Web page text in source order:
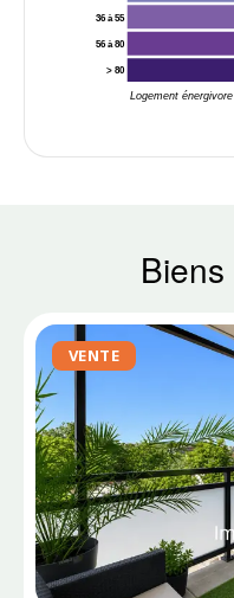
Logement énergivore
36 à 55
56 à 80
> 80
Biens
VENTE